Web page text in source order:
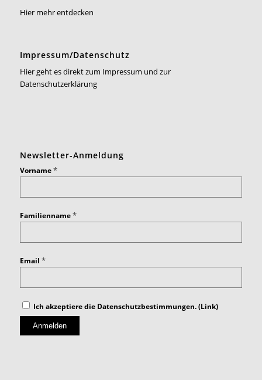
Hier mehr entdecken
Impressum/Datenschutz
Hier geht es direkt zum Impressum und zur
Datenschutzerklärung
Newsletter-Anmeldung
Vorname*
Familienname*
Email *
Ich akzeptiere die Datenschutzbestimmungen. (Link)